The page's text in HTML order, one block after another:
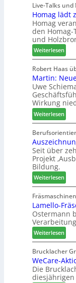
l
l
e
n
a
u
e
f
ü
r
W
e
m
h
ö
n
e
r
c
h
e
n
s
t
a
u
r
a
u
m
-
S
o
r
t
i
m
e
n
t
Live-Talks
Homag lädt
Homag
den
und
Weiterlesen:
H
o
m
a
g
l
ä
d
t
z
u
m
r
e
f
f
e
i
n
Robert Haas
Martin:
Uwe
Wirkung
Weiterlesen:
M
a
r
t
i
:
N
e
u
e
r
G
e
s
c
h
ä
Seit über
Projekt
Bildung.
Weiterlesen:
A
u
s
z
e
i
c
h
n
u
n
Lamello-
Ostermann
Weiterlesen:
L
a
m
e
l
Brucklacher
WeCare-
Die
diesjährigen